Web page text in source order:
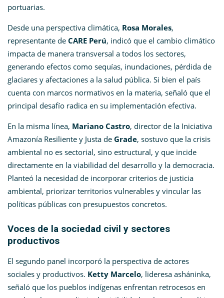
portuarias.
Desde una perspectiva climática, Rosa Morales,
representante de CARE Perú, indicó que el cambio climático
impacta de manera transversal a todos los sectores,
generando efectos como sequías, inundaciones, pérdida de
glaciares y afectaciones a la salud pública. Si bien el país
cuenta con marcos normativos en la materia, señaló que el
principal desafío radica en su implementación efectiva.
En la misma línea, Mariano Castro, director de la Iniciativa
Amazonía Resiliente y Justa de Grade, sostuvo que la crisis
ambiental no es sectorial, sino estructural, y que incide
directamente en la viabilidad del desarrollo y la democracia.
Planteó la necesidad de incorporar criterios de justicia
ambiental, priorizar territorios vulnerables y vincular las
políticas públicas con presupuestos concretos.
Voces de la sociedad civil y sectores
productivos
El segundo panel incorporó la perspectiva de actores
sociales y productivos. Ketty Marcelo, lideresa asháninka,
señaló que los pueblos indígenas enfrentan retrocesos en